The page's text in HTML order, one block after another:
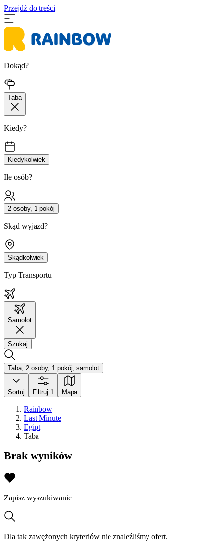
Przejdź do treści
Dokąd?
Taba
Kiedy?
Kiedykolwiek
Ile osób?
2 osoby, 1 pokój
Skąd wyjazd?
Skądkolwiek
Typ Transportu
Samolot
Szukaj
Taba, 2 osoby, 1 pokój, samolot
Sortuj Filtruj 1 Mapa
Rainbow
Last Minute
Egipt
Taba
Brak wyników
Zapisz wyszukiwanie
Dla tak zawężonych kryteriów nie znaleźliśmy ofert.